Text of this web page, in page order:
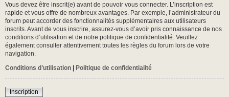
Vous devez être inscrit(e) avant de pouvoir vous connecter. L’inscription est
rapide et vous offre de nombreux avantages. Par exemple, l’administrateur du
forum peut accorder des fonctionnalités supplémentaires aux utilisateurs
inscrits. Avant de vous inscrire, assurez-vous d’avoir pris connaissance de nos
conditions d’utilisation et de notre politique de confidentialité. Veuillez
également consulter attentivement toutes les règles du forum lors de votre
navigation.
Conditions d’utilisation | Politique de confidentialité
Inscription